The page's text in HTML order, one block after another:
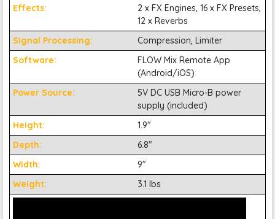
Effects:
2 x FX Engines, 16 x FX Presets,
12 x Reverbs
Signal Processing:
Compression, Limiter
Software:
FLOW Mix Remote App
(Android/iOS)
Power Source:
5V DC USB Micro-B power
supply (included)
Height:
1.9"
Depth:
6.8"
Width:
9"
Weight:
3.1 lbs